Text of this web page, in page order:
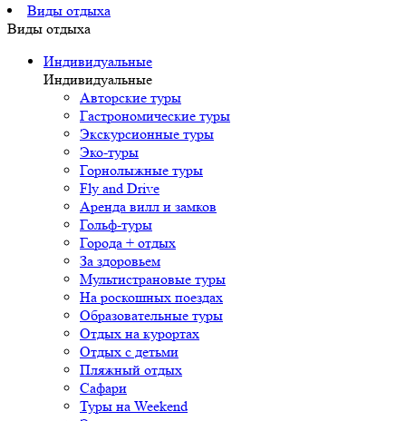
Виды отдыха
Виды отдыха
Индивидуальные
Индивидуальные
Авторские туры
Гастрономические туры
Экскурсионные туры
Эко-туры
Горнолыжные туры
Fly and Drive
Аренда вилл и замков
Гольф-туры
Города + отдых
За здоровьем
Мультистрановые туры
На роскошных поездах
Образовательные туры
Отдых на курортах
Отдых с детьми
Пляжный отдых
Сафари
Туры на Weekend